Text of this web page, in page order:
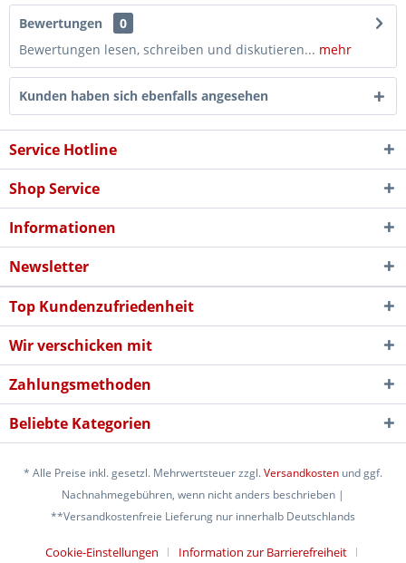
Bewertungen
0
Bewertungen lesen, schreiben und diskutieren... mehr
Kunden haben sich ebenfalls angesehen
Service Hotline
Shop Service
Informationen
Newsletter
Top Kundenzufriedenheit
Wir verschicken mit
Zahlungsmethoden
Beliebte Kategorien
* Alle Preise inkl. gesetzl. Mehrwertsteuer zzgl.Versandkosten und ggf.
Nachnahmegebühren, wenn nicht anders beschrieben |
**Versandkostenfreie Lieferung nur innerhalb Deutschlands
Cookie-Einstellungen
Information zur Barrierefreiheit